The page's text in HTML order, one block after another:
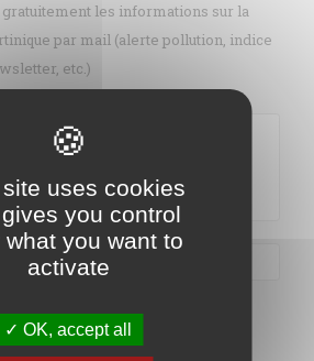
les informations sur la
par mail (alerte pollution, indice
etc.)
et accepte la politique de
Agréé par
uses cookies
you control
what you want to
activate
OK, accept all